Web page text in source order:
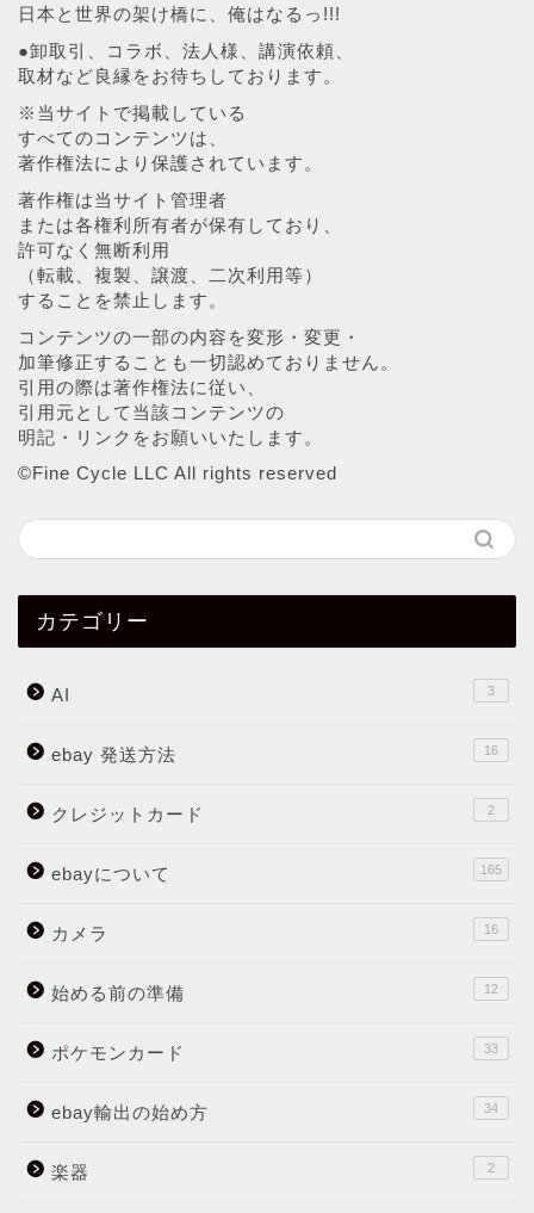
日本と世界の架け橋に、俺はなるっ!!!
●卸取引、コラボ、法人様、講演依頼、
取材など良縁をお待ちしております。
※当サイトで掲載している
すべてのコンテンツは、
著作権法により保護されています。
著作権は当サイト管理者
または各権利所有者が保有しており、
許可なく無断利用
（転載、複製、譲渡、二次利用等）
することを禁止します。
コンテンツの一部の内容を変形・変更・
加筆修正することも一切認めておりません。
引用の際は著作権法に従い、
引用元として当該コンテンツの
明記・リンクをお願いいたします。
©︎Fine Cycle LLC All rights reserved
カテゴリー
AI 3
ebay 発送方法 16
クレジットカード 2
ebayについて 165
カメラ 16
始める前の準備 12
ポケモンカード 33
ebay輸出の始め方 34
楽器 2